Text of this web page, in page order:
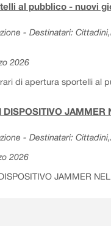
al pubblico - nuovi
- Destinatari:
2026
di apertura sportelli al
DISPOSITIVO JAMMER
- Destinatari:
2026
JAMMER